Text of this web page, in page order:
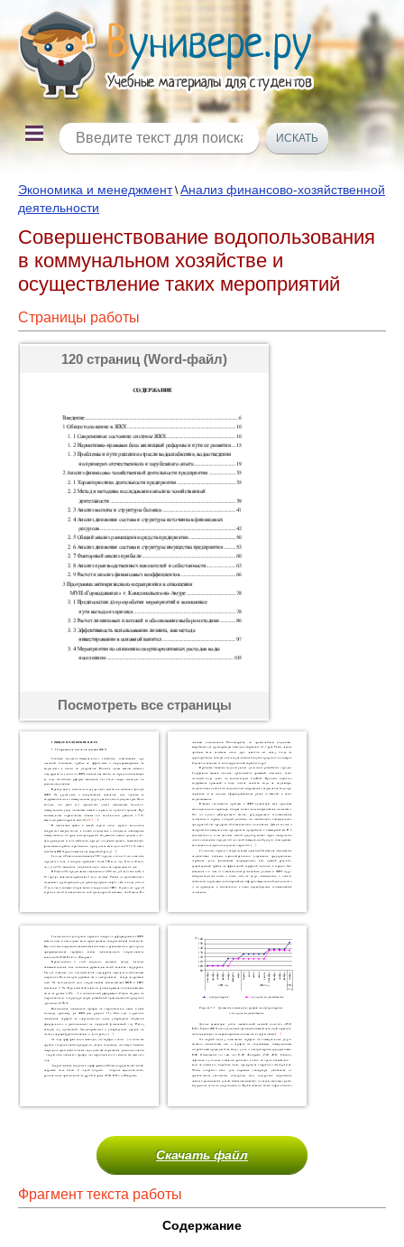
Экономика и менеджмент\Анализ финансово-хозяйственной
деятельности
Совершенствование водопользования
в коммунальном хозяйстве и
осуществление таких мероприятий
Страницы работы
120 страниц (Word-файл)
Посмотреть все страницы
Скачать файл
Фрагмент текста работы
Содержание